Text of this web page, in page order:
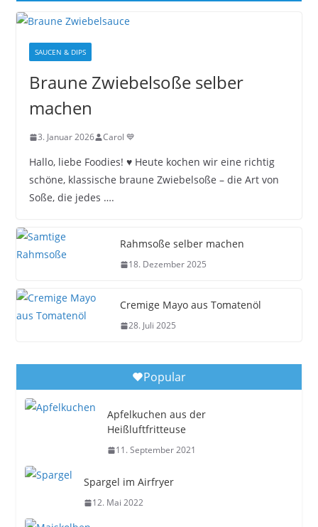
SAUCEN & DIPS
Braune Zwiebelsoße selber
machen
3. Januar 2026 Carol 💙
Hallo, liebe Foodies! ♥︎ Heute kochen wir eine richtig
schöne, klassische braune Zwiebelsoße – die Art von
Soße, die jedes ….
Rahmsoße selber machen
18. Dezember 2025
Cremige Mayo aus Tomatenöl
28. Juli 2025
Popular
Apfelkuchen aus der
Heißluftfritteuse
11. September 2021
Spargel im Airfryer
12. Mai 2022